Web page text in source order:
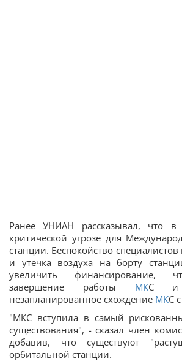
Ранее УНИАН рассказывал, что в
критической угрозе для
станции. Беспокойство
и утечка воздуха на борту
увеличить финансирование,
завершение работы МКС и
незапланированное схождение МКС
"МКС вступила в самый
существования", - сказал член
добавив, что существуют
орбитальной станции.